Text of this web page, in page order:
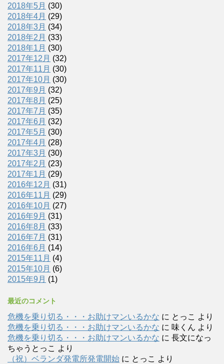
2018年5月 (30)
2018年4月 (29)
2018年3月 (34)
2018年2月 (33)
2018年1月 (30)
2017年12月 (32)
2017年11月 (30)
2017年10月 (30)
2017年9月 (32)
2017年8月 (25)
2017年7月 (35)
2017年6月 (32)
2017年5月 (30)
2017年4月 (28)
2017年3月 (30)
2017年2月 (23)
2017年1月 (29)
2016年12月 (31)
2016年11月 (29)
2016年10月 (27)
2016年9月 (31)
2016年8月 (33)
2016年7月 (31)
2016年6月 (14)
2015年11月 (4)
2015年10月 (6)
2015年9月 (1)
最近のコメント
危機を乗り切る・・・お助けマンいるかな に とっこ より
危機を乗り切る・・・お助けマンいるかな に 味くん より
危機を乗り切る・・・お助けマンいるかな に 長文になっ
ちゃうとっこ より
（祝）ベランダ発電所発電開始 に とっこ より